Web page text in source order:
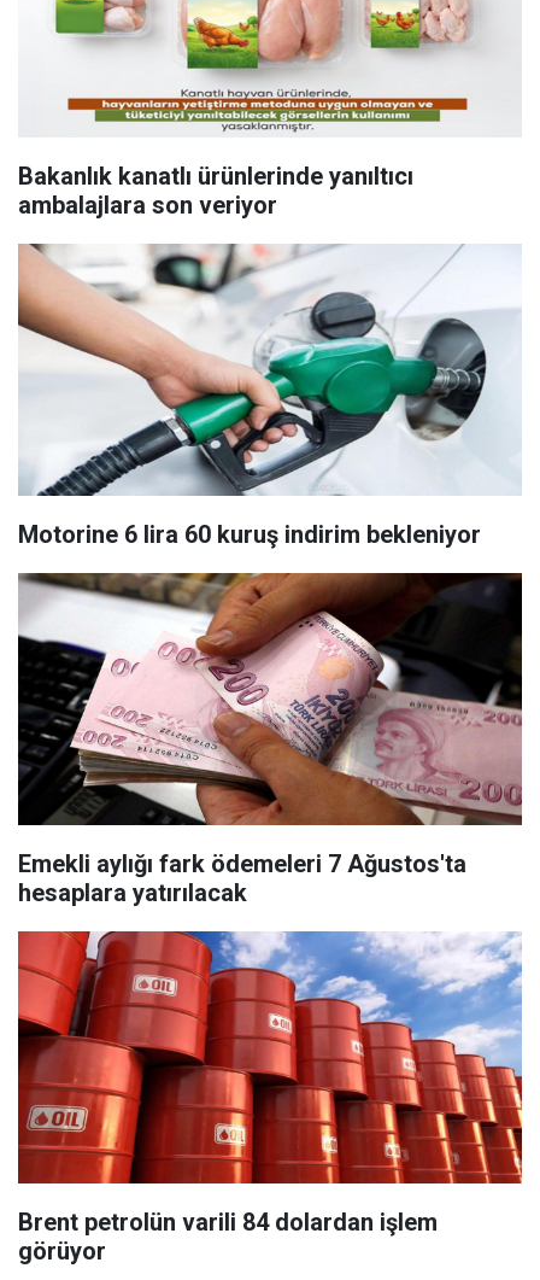
Bakanlık kanatlı ürünlerinde yanıltıcı
ambalajlara son veriyor
Motorine 6 lira 60 kuruş indirim bekleniyor
Emekli aylığı fark ödemeleri 7 Ağustos'ta
hesaplara yatırılacak
Brent petrolün varili 84 dolardan işlem
görüyor